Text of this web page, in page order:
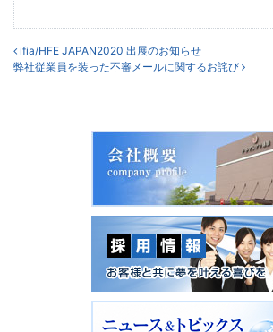
投稿ナビゲーション
ifia/HFE JAPAN2020 出展のお知らせ
弊社従業員を装った不審メールに関するお詫び